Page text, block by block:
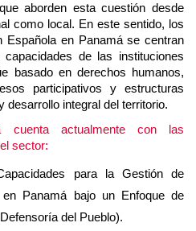
aborden esta cuestión desde
como local. En este sentido, los
Española en Panamá se centran
de las instituciones
basado en derechos humanos,
participativos y estructuras
desarrollo integral del territorio.
cuenta actualmente con las
sector:
para la Gestión de
en Panamá bajo un Enfoque de
del Pueblo).